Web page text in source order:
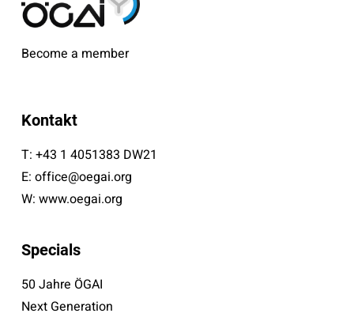
Become a member
Kontakt
T: +43 1 4051383 DW21
E: office@oegai.org
W: www.oegai.org
Specials
50 Jahre ÖGAI
Next Generation